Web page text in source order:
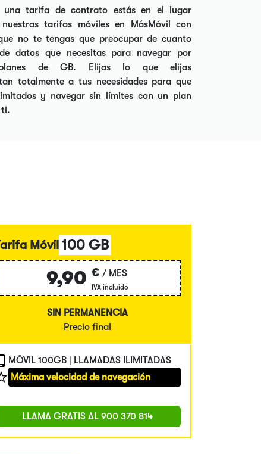
una tarifa de contrato estás en el lugar
tarifas móviles en MásMóvil con
no te tengas que preocupar de cuanto
datos que necesitas para navegar por
de GB. Elijas lo que elijas
totalmente a tus necesidades para que
y navegar sin límites con un plan
ti.
Móvil 100 GB
9,90 € / MES
IVA incluido
SIN PERMANENCIA
Precio final
MÓVIL 100GB | LLAMADAS ILIMITADAS
Máxima velocidad de navegación
LLAMA GRATIS AL 900 370 814